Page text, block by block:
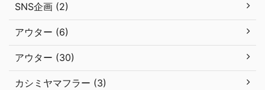
SNS企画 (2)
アウター (6)
アウター (30)
カシミヤマフラー (3)